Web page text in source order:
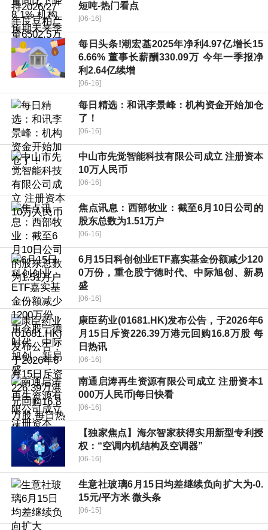
短吨-热门看点
[06-16]
每日头条!潮宏基2025年净利4.97亿增长15
6.66% 董事长薪酬330.09万 今年一季报净
利2.64亿续增
[06-16]
每日精选：和讯李景峰：机构资金开始加仓
了！
[06-16]
中山市先觉智能科技有限公司成立 注册资本
10万人民币
[06-16]
焦点讯息：西部牧业：截至6月10日公司的
股东总数为1.51万户
[06-16]
6月15日科创创业ETF嘉实基金份额减少120
0万份，重仓股宁德时代、中际旭创、新易
盛
[06-16]
康臣药业(01681.HK)发布公告，于2026年6
月15日斥资226.39万港元回购16.8万股 每
日热讯
[06-16]
南通启涛再生资源有限公司成立 注册资本1
000万人民币|每日快看
[06-16]
【独家焦点】海尔智家获得实用新型专利授
权：“空调内机结构及空调器”
[06-16]
生意社玻璃6月15日均差继续负向扩大为-0.
15元/平方米 微头条
[06-15]